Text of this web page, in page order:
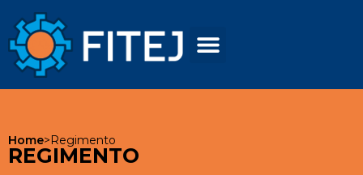
Home>Regimento
REGIMENTO